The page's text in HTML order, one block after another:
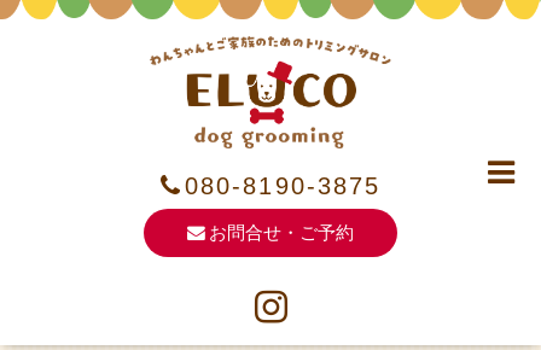
080-8190-3875
お問合せ・ご予約